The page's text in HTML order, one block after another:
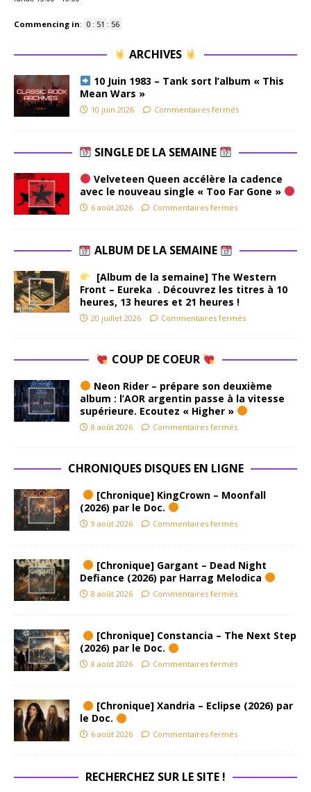
Commencing in: 0 : 51 : 55
ARCHIVES
10 Juin 1983 – Tank sort l’album « This
Mean Wars »
10 juin 2026 Commentaires fermés
SINGLE DE LA SEMAINE
Velveteen Queen accélère la cadence
avec le nouveau single « Too Far Gone »
6 août 2026 Commentaires fermés
ALBUM DE LA SEMAINE
[Album de la semaine] The Western
Front – Eureka . Découvrez les titres à 10
heures, 13 heures et 21 heures !
20 juillet 2026 Commentaires fermés
COUP DE COEUR
Neon Rider – prépare son deuxième
album : l’AOR argentin passe à la vitesse
supérieure. Ecoutez « Higher »
8 août 2026 Commentaires fermés
CHRONIQUES DISQUES EN LIGNE
[Chronique] KingCrown – Moonfall
(2026) par le Doc.
9 août 2026 Commentaires fermés
[Chronique] Gargant – Dead Night
Defiance (2026) par Harrag Melodica
8 août 2026 Commentaires fermés
[Chronique] Constancia – The Next Step
(2026) par le Doc.
8 août 2026 Commentaires fermés
[Chronique] Xandria – Eclipse (2026) par
le Doc.
6 août 2026 Commentaires fermés
RECHERCHEZ SUR LE SITE !